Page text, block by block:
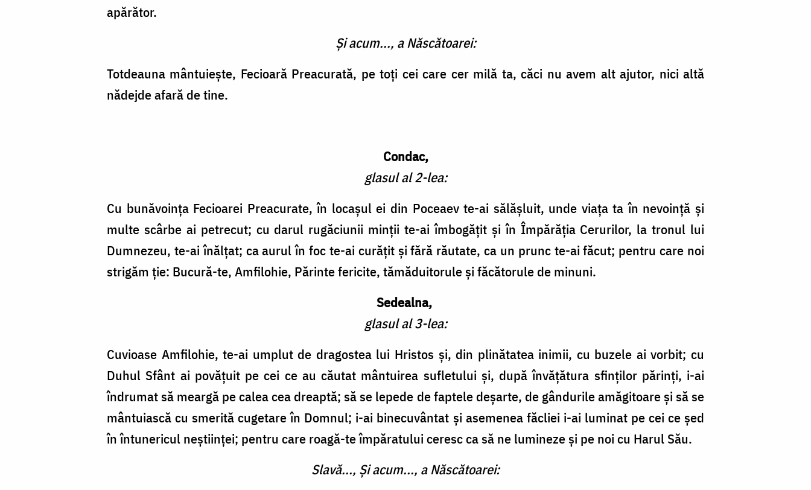
apărător.
Și acum..., a Născătoarei:
Totdeauna mântuiește, Fecioară Preacurată, pe toți cei care cer milă ta, căci nu avem alt ajutor, nici altă
nădejde afară de tine.
Condac,
glasul al 2-lea:
Cu bunăvoința Fecioarei Preacurate, în locașul ei din Poceaev te-ai sălășluit, unde viața ta în nevoință și
multe scârbe ai petrecut; cu darul rugăciunii minții te-ai îmbogățit și în Împărăția Cerurilor, la tronul lui
Dumnezeu, te-ai înălțat; ca aurul în foc te-ai curățit și fără răutate, ca un prunc te-ai făcut; pentru care noi
strigăm ție: Bucură-te, Amfilohie, Părinte fericite, tămăduitorule și făcătorule de minuni.
Sedealna,
glasul al 3-lea:
Cuvioase Amfilohie, te-ai umplut de dragostea lui Hristos și, din plinătatea inimii, cu buzele ai vorbit; cu
Duhul Sfânt ai povățuit pe cei ce au căutat mântuirea sufletului și, după învățătura sfinților părinți, i-ai
îndrumat să meargă pe calea cea dreaptă; să se lepede de faptele deșarte, de gândurile amăgitoare și să se
mântuiască cu smerită cugetare în Domnul; i-ai binecuvântat și asemenea făcliei i-ai luminat pe cei ce șed
în întunericul neștiinței; pentru care roagă-te împăratului ceresc ca să ne lumineze și pe noi cu Harul Său.
Slavă..., Și acum..., a Născătoarei: